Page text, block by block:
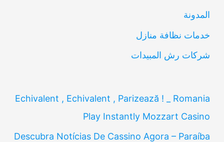
ن
المدونة
خدمات نظافة منازل
شركات رش المبيدات
Echivalent , Echivalent , Parizează ! _ Romania
Play Instantly Mozzart Casino
Descubra Notícias De Cassino Agora – Paraíba